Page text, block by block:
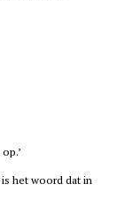
het woord dat in